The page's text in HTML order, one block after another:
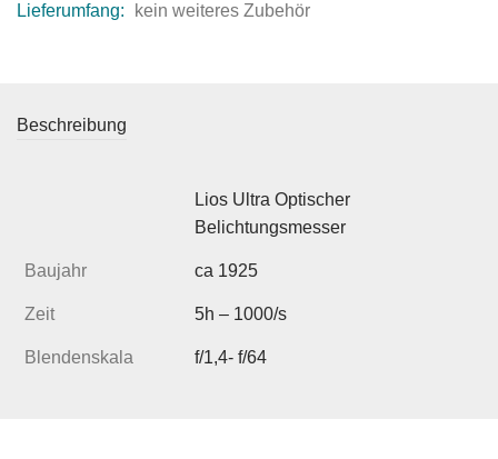
Lieferumfang: kein weiteres Zubehör
Beschreibung
Lios Ultra Optischer
Belichtungsmesser
Baujahr ca 1925
Zeit 5h – 1000/s
Blendenskala f/1,4- f/64